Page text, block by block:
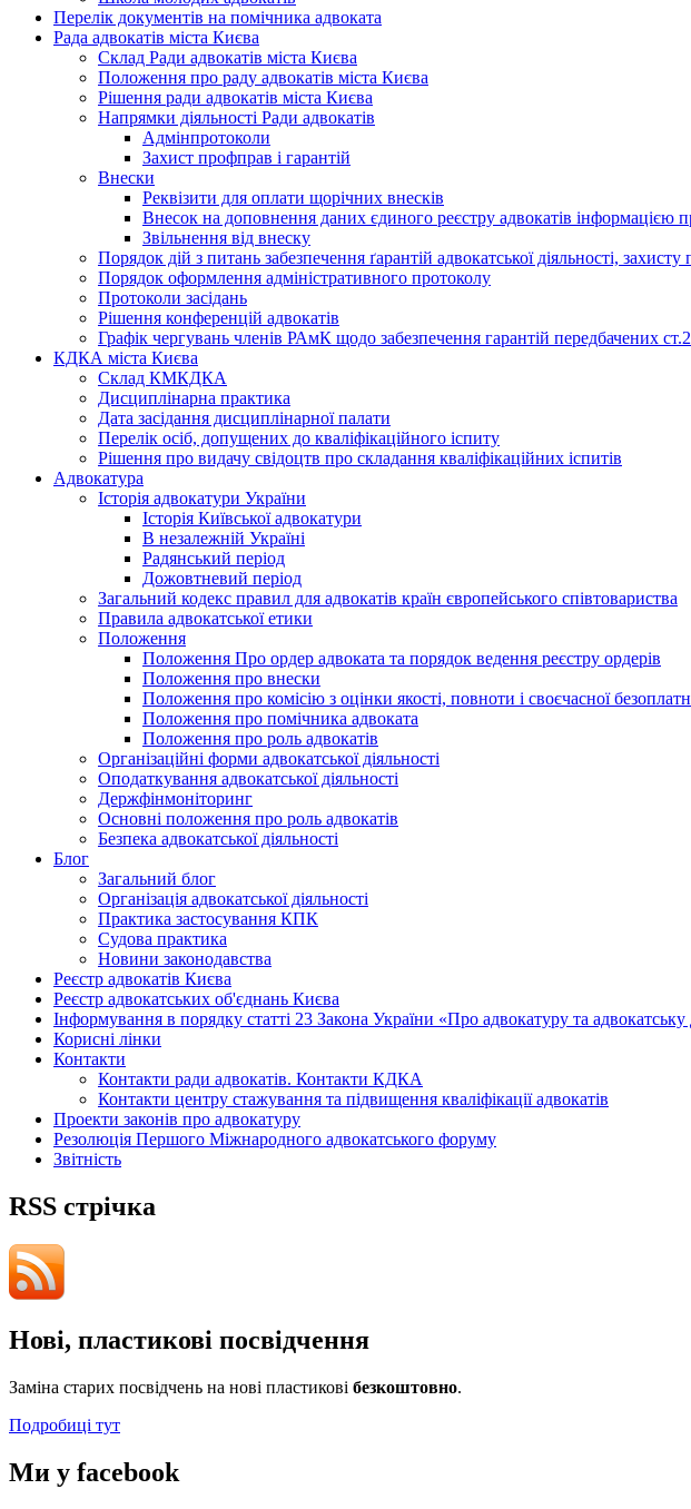
Перелік документів на помічника адвоката
Рада адвокатів міста Києва
Склад Ради адвокатів міста Києва
Положення про раду адвокатів міста Києва
Рішення ради адвокатів міста Києва
Напрямки діяльності Ради адвокатів
Адмінпротоколи
Захист профправ і гарантій
Внески
Реквізити для оплати щорічних внесків
Внесок на доповнення даних єдиного реєстру адвокатів інформацією
Звільнення від внеску
Порядок дій з питань забезпечення ґарантій адвокатської діяльності,
Порядок оформлення адміністративного протоколу
Протоколи засідань
Рішення конференцій адвокатів
Графік чергувань членів РАмК щодо забезпечення гарантій передбачених
КДКА міста Києва
Склад КМКДКА
Дисциплінарна практика
Дата засідання дисциплінарної палати
Перелік осіб, допущених до кваліфікаційного іспиту
Рішення про видачу свідоцтв про складання кваліфікаційних іспитів
Адвокатура
Історія адвокатури України
Історія Київської адвокатури
В незалежній Україні
Радянський період
Дожовтневий період
Загальний кодекс правил для адвокатів країн європейського співтовариства
Правила адвокатської етики
Положення
Положення Про ордер адвоката та порядок ведення реєстру ордерів
Положення про внески
Положення про комісію з оцінки якості, повноти і своєчасної
Положення про помічника адвоката
Положення про роль адвокатів
Організаційні форми адвокатської діяльності
Оподаткування адвокатської діяльності
Держфінмоніторинг
Основні положення про роль адвокатів
Безпека адвокатської діяльності
Блог
Загальний блог
Організація адвокатської діяльності
Практика застосування КПК
Судова практика
Новини законодавства
Реєстр адвокатів Києва
Реєстр адвокатських об'єднань Києва
Інформування в порядку статті 23 Закона України «Про адвокатуру та адвокатську
Корисні лінки
Контакти
Контакти ради адвокатів. Контакти КДКА
Контакти центру стажування та підвищення кваліфікації адвокатів
Проекти законів про адвокатуру
Резолюція Першого Міжнародного адвокатського форуму
Звітність
RSS стрічка
Нові, пластикові посвідчення
Заміна старих посвідчень на нові пластикові безкоштовно.
Подробиці тут
Ми у facebook